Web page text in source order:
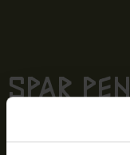
Spar